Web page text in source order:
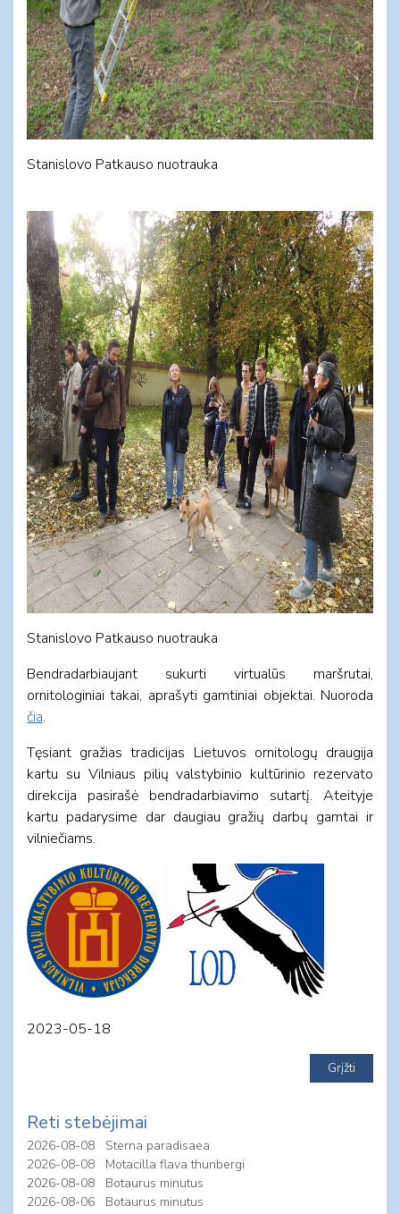
Stanislovo Patkauso nuotrauka
Stanislovo Patkauso nuotrauka
Bendradarbiaujant sukurti virtualūs maršrutai,
ornitologiniai takai, aprašyti gamtiniai objektai. Nuoroda
čia.
Tęsiant gražias tradicijas Lietuvos ornitologų draugija
kartu su Vilniaus pilių valstybinio kultūrinio rezervato
direkcija pasirašė bendradarbiavimo sutartį. Ateityje
kartu padarysime dar daugiau gražių darbų gamtai ir
vilniečiams.
2023-05-18
Reti stebėjimai
2026-08-08
Sterna paradisaea
2026-08-08
Motacilla flava thunbergi
2026-08-08
Botaurus minutus
2026-08-06
Botaurus minutus